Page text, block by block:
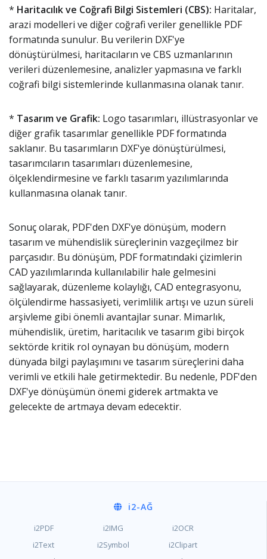
* Haritacılık ve Coğrafi Bilgi Sistemleri (CBS): Haritalar,
arazi modelleri ve diğer coğrafi veriler genellikle PDF
formatında sunulur. Bu verilerin DXF'ye
dönüştürülmesi, haritacıların ve CBS uzmanlarının
verileri düzenlemesine, analizler yapmasına ve farklı
coğrafi bilgi sistemlerinde kullanmasına olanak tanır.
* Tasarım ve Grafik: Logo tasarımları, illüstrasyonlar ve
diğer grafik tasarımlar genellikle PDF formatında
saklanır. Bu tasarımların DXF'ye dönüştürülmesi,
tasarımcıların tasarımları düzenlemesine,
ölçeklendirmesine ve farklı tasarım yazılımlarında
kullanmasına olanak tanır.
Sonuç olarak, PDF'den DXF'ye dönüşüm, modern
tasarım ve mühendislik süreçlerinin vazgeçilmez bir
parçasıdır. Bu dönüşüm, PDF formatındaki çizimlerin
CAD yazılımlarında kullanılabilir hale gelmesini
sağlayarak, düzenleme kolaylığı, CAD entegrasyonu,
ölçülendirme hassasiyeti, verimlilik artışı ve uzun süreli
arşivleme gibi önemli avantajlar sunar. Mimarlık,
mühendislik, üretim, haritacılık ve tasarım gibi birçok
sektörde kritik rol oynayan bu dönüşüm, modern
dünyada bilgi paylaşımını ve tasarım süreçlerini daha
verimli ve etkili hale getirmektedir. Bu nedenle, PDF'den
DXF'ye dönüşümün önemi giderek artmakta ve
gelecekte de artmaya devam edecektir.
i2-AĞ
i2PDF i2IMG
i2OCR
i2Text
i2Symbol
i2Clipart